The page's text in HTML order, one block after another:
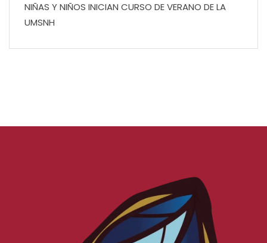
NIÑAS Y NIÑOS INICIAN CURSO DE VERANO DE LA
UMSNH